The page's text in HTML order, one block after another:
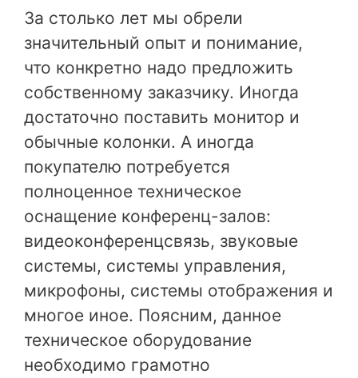
За столько лет мы обрели
значительный опыт и понимание,
что конкретно надо предложить
собственному заказчику. Иногда
достаточно поставить монитор и
обычные колонки. А иногда
покупателю потребуется
полноценное техническое
оснащение конференц-залов:
видеоконференцсвязь, звуковые
системы, системы управления,
микрофоны, системы отображения и
многое иное. Поясним, данное
техническое оборудование
необходимо грамотно